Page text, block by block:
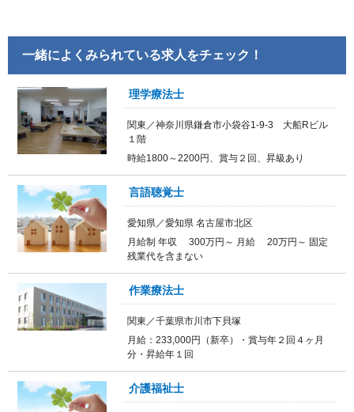
一緒によくみられている求人をチェック！
理学療法士
関東／神奈川県鎌倉市小袋谷1-9-3 大船Rビル
１階
時給1800～2200円、賞与２回、昇級あり
言語聴覚士
愛知県／愛知県 名古屋市北区
月給制 年収 300万円～ 月給 20万円～ 固定
残業代を含まない
作業療法士
関東／千葉県市川市下貝塚
月給：233,000円（新卒）・賞与年２回４ヶ月
分・昇給年１回
介護福祉士